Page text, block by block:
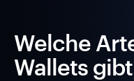
Welche
Wallets